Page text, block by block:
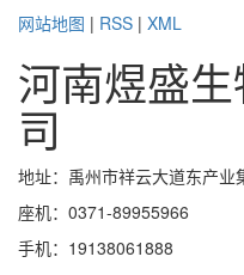
网站地图 | RSS | XML
河南煜盛
司
地址：禹州市祥云大道东产业
座机：0371-89955966
手机：19138061888